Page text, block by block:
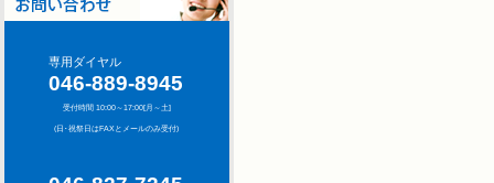
専用ダイヤル
046-889-8945
受付時間 10:00～17:00[月～土]
(日･祝祭日はFAXとメールのみ受付)